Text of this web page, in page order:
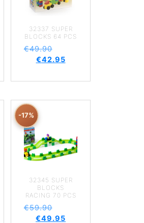
32337 SUPER
BLOCKS 64 PCS
€49.90
€42.95
-17%
32345 SUPER
BLOCKS
RACING 70 PCS
€59.90
€49.95